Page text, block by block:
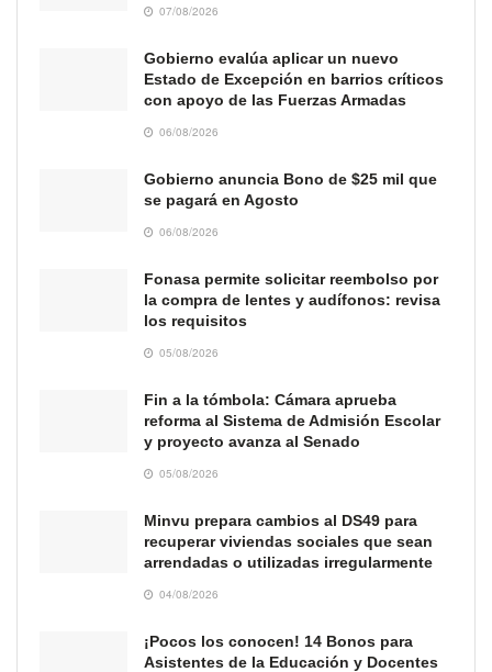
07/08/2026
Gobierno evalúa aplicar un nuevo
Estado de Excepción en barrios críticos
con apoyo de las Fuerzas Armadas
06/08/2026
Gobierno anuncia Bono de $25 mil que
se pagará en Agosto
06/08/2026
Fonasa permite solicitar reembolso por
la compra de lentes y audífonos: revisa
los requisitos
05/08/2026
Fin a la tómbola: Cámara aprueba
reforma al Sistema de Admisión Escolar
y proyecto avanza al Senado
05/08/2026
Minvu prepara cambios al DS49 para
recuperar viviendas sociales que sean
arrendadas o utilizadas irregularmente
04/08/2026
¡Pocos los conocen! 14 Bonos para
Asistentes de la Educación y Docentes